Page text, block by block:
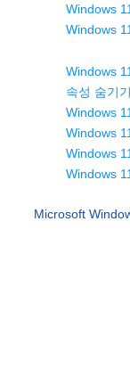
Windows
Windows
Windows
속성 숨기기
Windows
Windows
Windows
Windows
Microsoft